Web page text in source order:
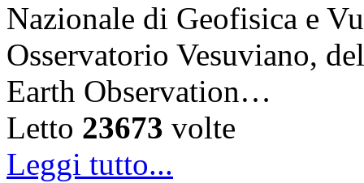
Nazionale di Geofisica e
Osservatorio Vesuviano,
Earth Observation…
Letto 23673 volte
Leggi tutto...